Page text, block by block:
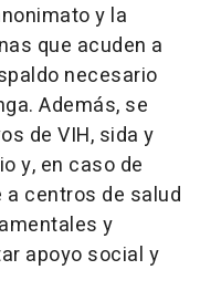
y la
que acuden a
necesario
Además, se
de VIH, sida y
y, en caso de
centros de salud
y
apoyo social y